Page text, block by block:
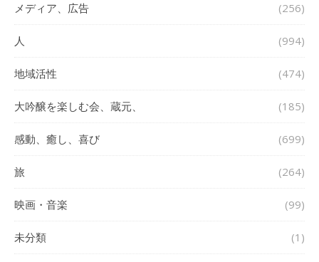
メディア、広告 (256)
人 (994)
地域活性 (474)
大吟醸を楽しむ会、蔵元、 (185)
感動、癒し、喜び (699)
旅 (264)
映画・音楽 (99)
未分類 (1)